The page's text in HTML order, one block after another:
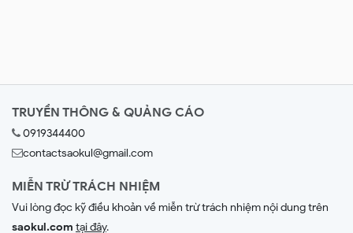
TRUYỀN THÔNG & QUẢNG CÁO
0919344400
contactsaokul@gmail.com
MIỄN TRỪ TRÁCH NHIỆM
Vui lòng đọc kỹ điều khoản về miễn trừ trách nhiệm nội dung trên
saokul.com tại đây.